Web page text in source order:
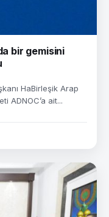
bir gemisini
HaBirleşik Arap
ADNOC’a ait...